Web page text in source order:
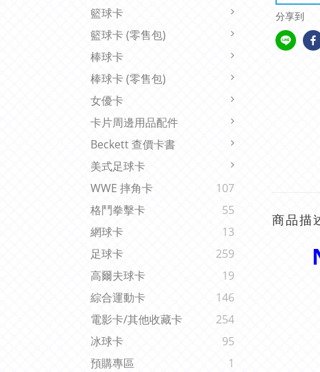
籃球卡
籃球卡 (零售包)
棒球卡
棒球卡 (零售包)
女優卡
卡片周邊用品配件
Beckett 查價卡書
美式足球卡
WWE 摔角卡
107
格鬥拳擊卡
55
網球卡
13
足球卡
259
高爾夫球卡
19
綜合運動卡
146
電影卡/其他收藏卡
254
冰球卡
95
預購專區
1
分享到
商品描